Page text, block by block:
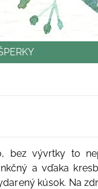
bez vývrtky to
a vďaka
kúsok. Na